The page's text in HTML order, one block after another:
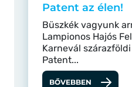
Patent az élen!
Büszkék vagyunk
Lampionos Hajós
Karnevál
Patent...
BŐVEBBEN